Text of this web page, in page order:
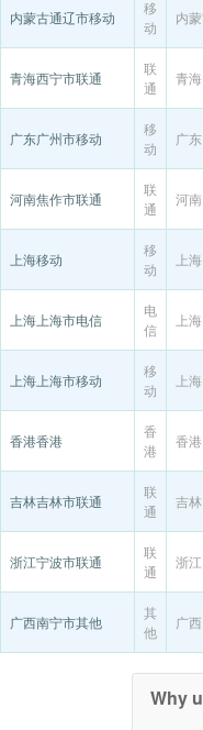
内蒙古通辽市移动
移
动
内
青海西宁市联通
联
通
青海
广东广州市移动
移
动
广东
河南焦作市联通
联
通
河南
上海移动
移
动
上海
上海上海市电信
电
信
上海
上海上海市移动
移
动
上海
香港香港
香
港
香港
吉林吉林市联通
联
通
吉林
浙江宁波市联通
联
通
浙江
广西南宁市其他
其
他
广西
Why